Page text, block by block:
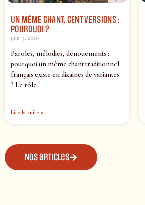
UN MÊME CHANT, CENT VERSIONS :
POURQUOI ?
juin 9, 2026
Paroles, mélodies, dénouements :
pourquoi un même chant traditionnel
français existe en dizaines de variantes
? Le rôle
Lire la suite »
Nos articles